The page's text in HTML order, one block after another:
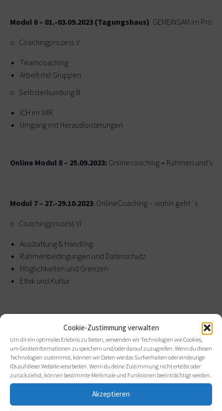
Cookie-Zustimmung verwalten
Um dir ein optimales Erlebnis zu bieten, verwenden wir Technologien wie Cookies,
um Geräteinformationen zu speichern und/oder darauf zuzugreifen. Wenn du diesen
Technologien zustimmst, können wir Daten wie das Surfverhalten oder eindeutige
IDs auf dieser Website verarbeiten. Wenn du deine Zustimmung nicht erteilst oder
zurückziehst, können bestimmte Merkmale und Funktionen beeinträchtigt werden.
Akzeptieren
Modul 6 – 01.-03.09.2023 (Tagungshaus): GEMEINSAM im
o Coachingprozess V
Teamcoaching
Arbeit mit Gruppen
o Selbsterkundung III
ICH im WIR
Umgang mit Herausforderungen
Online Modul 8 – 25.09.2023: Onlinecoaching – Rahmen und
Modul 7 – 27.-29.10.2023: OnlineCoaching – wohin geht´s
o Coachingprozess VI
Ausstattung & Handling
Rahmenbedingungen und Datenschutz
Möglichkeiten und Grenzen
Ethik und Kultur
achtsamen Lebenshaltung
Modul 8 – 19.-21.01.2024: Coaching – wohin geht´s…